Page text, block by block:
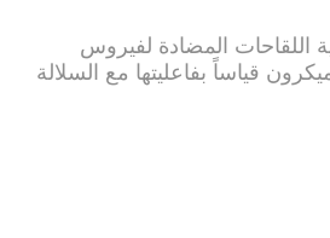
اللقاحات المضادة لفيروس
قياساً بفاعليتها مع السلالة